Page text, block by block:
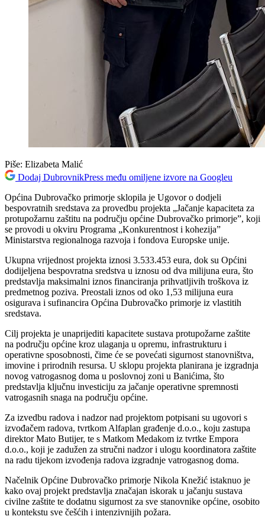
Piše: Elizabeta Malić
Dodaj DubrovnikPress među omiljene izvore na Googleu
Općina Dubrovačko primorje sklopila je Ugovor o dodjeli
bespovratnih sredstava za provedbu projekta „Jačanje kapaciteta za
protupožarnu zaštitu na području općine Dubrovačko primorje”, koji
se provodi u okviru Programa „Konkurentnost i kohezija”
Ministarstva regionalnoga razvoja i fondova Europske unije.
Ukupna vrijednost projekta iznosi 3.533.453 eura, dok su Općini
dodijeljena bespovratna sredstva u iznosu od dva milijuna eura, što
predstavlja maksimalni iznos financiranja prihvatljivih troškova iz
predmetnog poziva. Preostali iznos od oko 1,53 milijuna eura
osigurava i sufinancira Općina Dubrovačko primorje iz vlastitih
sredstava.
Cilj projekta je unaprijediti kapacitete sustava protupožarne zaštite
na području općine kroz ulaganja u opremu, infrastrukturu i
operativne sposobnosti, čime će se povećati sigurnost stanovništva,
imovine i prirodnih resursa. U sklopu projekta planirana je izgradnja
novog vatrogasnog doma u poslovnoj zoni u Banićima, što
predstavlja ključnu investiciju za jačanje operativne spremnosti
vatrogasnih snaga na području općine.
Za izvedbu radova i nadzor nad projektom potpisani su ugovori s
izvođačem radova, tvrtkom Alfaplan građenje d.o.o., koju zastupa
direktor Mato Butijer, te s Matkom Medakom iz tvrtke Empora
d.o.o., koji je zadužen za stručni nadzor i ulogu koordinatora zaštite
na radu tijekom izvođenja radova izgradnje vatrogasnog doma.
Načelnik Općine Dubrovačko primorje Nikola Knežić istaknuo je
kako ovaj projekt predstavlja značajan iskorak u jačanju sustava
civilne zaštite te dodatnu sigurnost za sve stanovnike općine, osobito
u kontekstu sve češćih i intenzivnijih požara.